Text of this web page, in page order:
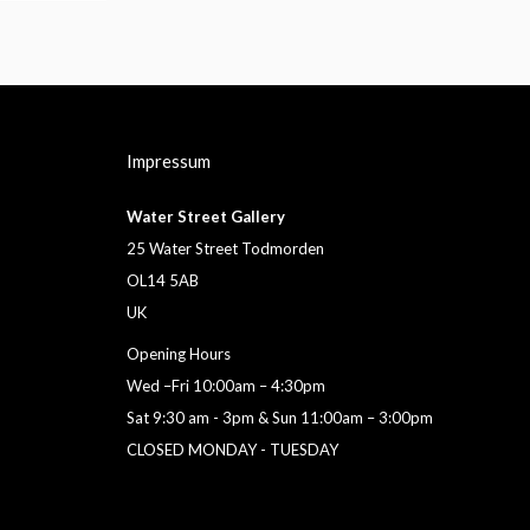
Impressum
Water Street Gallery
25 Water Street Todmorden
OL14 5AB
UK
Opening Hours
Wed –Fri 10:00am – 4:30pm
Sat 9:30 am - 3pm & Sun 11:00am – 3:00pm
CLOSED MONDAY - TUESDAY